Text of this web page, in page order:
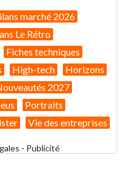
marché 2026
Le Rétro
Fiches techniques
High-tech
Horizons
2027
Portraits
Vie des entreprises
- Publicité